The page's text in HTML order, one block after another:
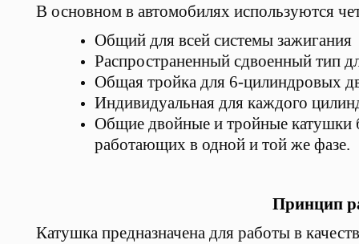
В основном в автомобилях используются
Общий для всей системы зажигания
Распространенный сдвоенный тип
Общая тройка для 6-цилиндровых
Индивидуальная для каждого
Общие двойные и тройные катушки
работающих в одной и той же фазе.
Принцип
Катушка предназначена для работы в